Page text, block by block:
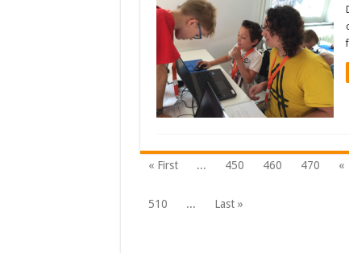
« First ... 450 460 470 «
510
... Last »